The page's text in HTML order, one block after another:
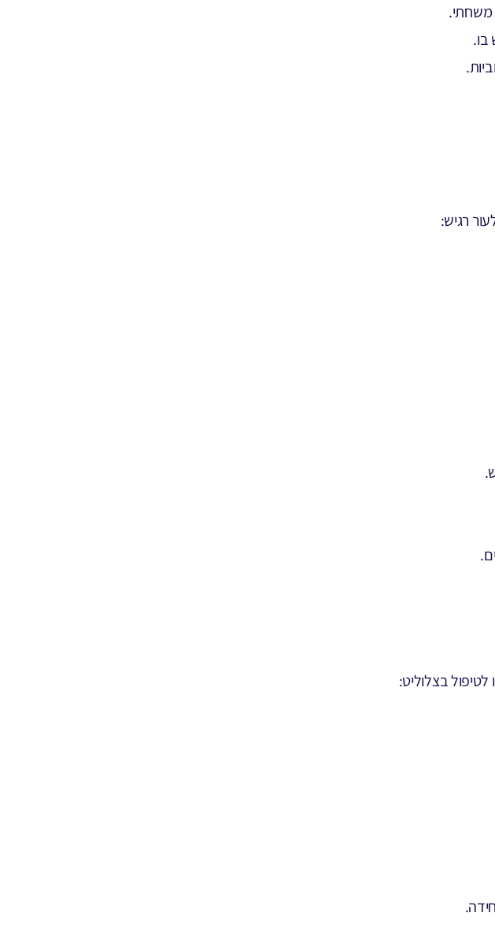
רגיש:
בצלוליט: